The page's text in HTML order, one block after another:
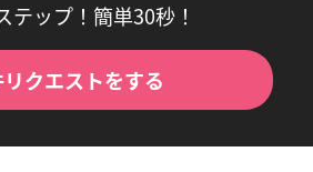
テップ！簡単30秒！
クエストをする